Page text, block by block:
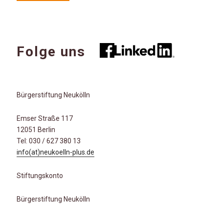
Folge uns
Bürgerstiftung Neukölln
Emser Straße 117
12051 Berlin
Tel: 030 / 627 380 13
info(at)neukoelln-plus.de
Stiftungskonto
Bürgerstiftung Neukölln